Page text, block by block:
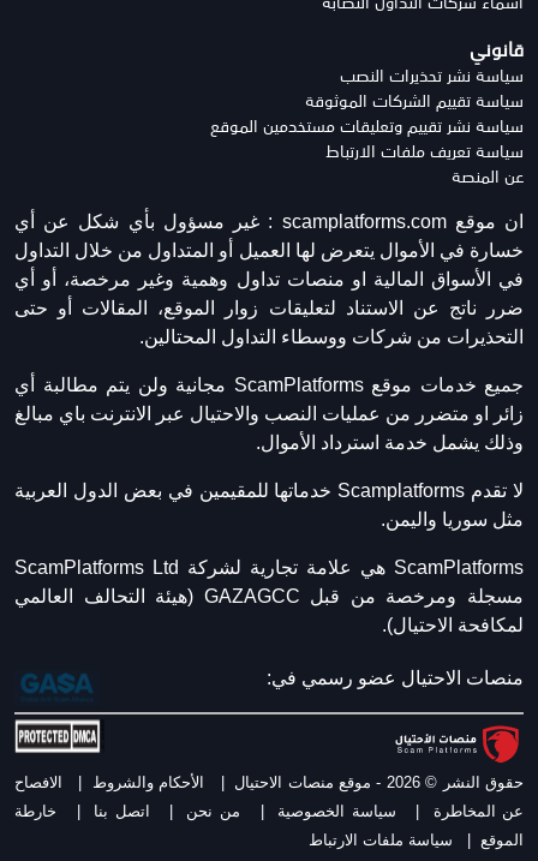
قانوني
سياسة نشر تحذيرات النصب
سياسة تقييم الشركات الموثوقة
سياسة نشر تقييم وتعليقات مستخدمين الموقع
سياسة تعريف ملفات الارتباط
عن المنصة
ان موقع scamplatforms.com :
غير مسؤول بأي شكل عن أي
خسارة في الأموال يتعرض لها العميل أو المتداول من خلال التداول
في الأسواق المالية او منصات تداول وهمية وغير مرخصة، أو أي
ضرر ناتج عن الاستناد لتعليقات زوار الموقع، المقالات أو حتى
التحذيرات من شركات ووسطاء التداول المحتالين.
جميع خدمات موقع ScamPlatforms مجانية ولن يتم مطالبة أي
زائر او متضرر من عمليات النصب والاحتيال عبر الانترنت باي مبالغ
وذلك يشمل خدمة استرداد الأموال.
لا تقدم Scamplatforms خدماتها للمقيمين في بعض الدول العربية
مثل سوريا واليمن.
ScamPlatforms هي علامة تجارية لشركة ScamPlatforms Ltd
مسجلة ومرخصة من قبل GAZAGCC (هيئة التحالف العالمي
لمكافحة الاحتيال).
منصات الاحتيال عضو رسمي في:
حقوق النشر © 2026 - موقع منصات الاحتيال الأحكام والشروط
الافصاح
عن المخاطرة
سياسة الخصوصية من نحن اتصل بنا
خارطة
الموقع
سياسة ملفات الارتباط